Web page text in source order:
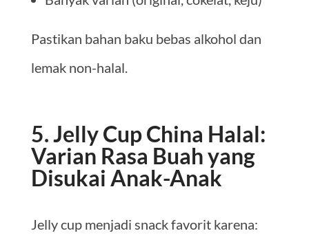
Pastikan bahan baku bebas alkohol dan
lemak non-halal.
5. Jelly Cup China Halal:
Varian Rasa Buah yang
Disukai Anak-Anak
Jelly cup menjadi snack favorit karena: